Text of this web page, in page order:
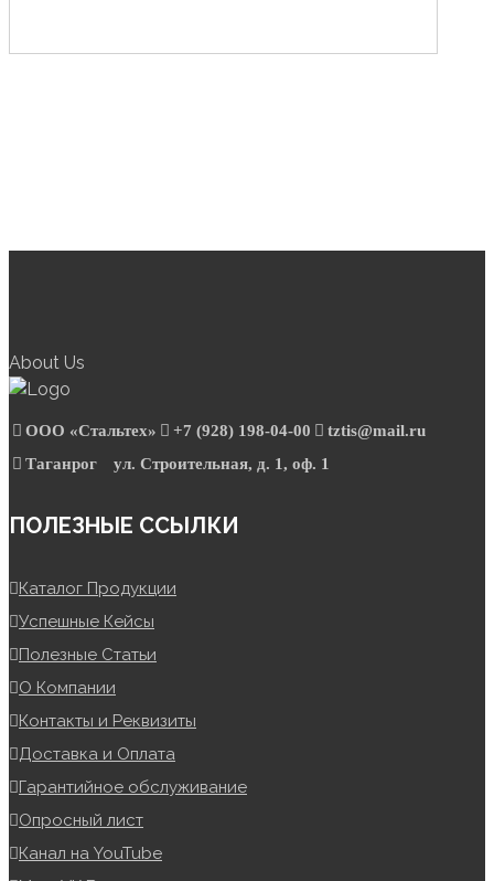
About Us
ООО «Стальтех» +7 (928) 198-04-00
tztis@mail.ru
Таганрог
ул. Строительная, д. 1, оф. 1
ПОЛЕЗНЫЕ ССЫЛКИ
Каталог Продукции
Успешные Кейсы
Полезные Статьи
О Компании
Контакты и Реквизиты
Доставка и Оплата
Гарантийное обслуживание
Опросный лист
Канал на YouTube